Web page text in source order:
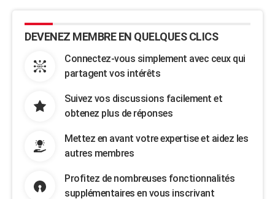
DEVENEZ MEMBRE EN QUELQUES CLICS
Connectez-vous simplement avec ceux qui
partagent vos intérêts
Suivez vos discussions facilement et
obtenez plus de réponses
Mettez en avant votre expertise et aidez les
autres membres
Profitez de nombreuses fonctionnalités
supplémentaires en vous inscrivant